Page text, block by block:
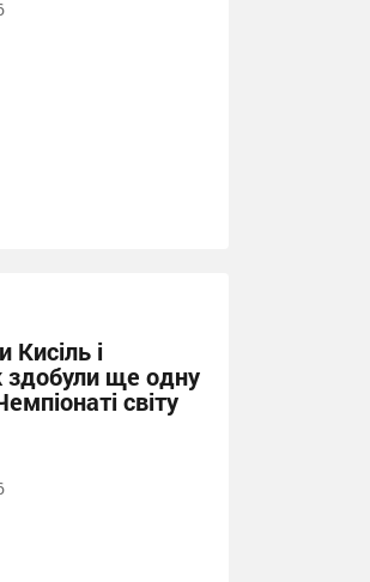
Кисіль і
здобули ще одну
світу